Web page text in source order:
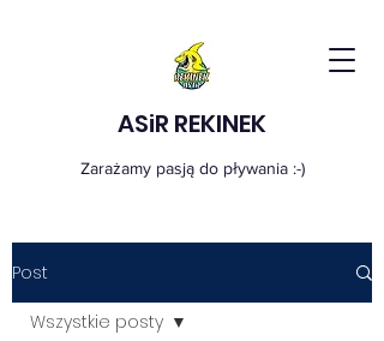
ASiR REKINEK
Zarażamy pasją do pływania :-)
Post
Wszystkie posty